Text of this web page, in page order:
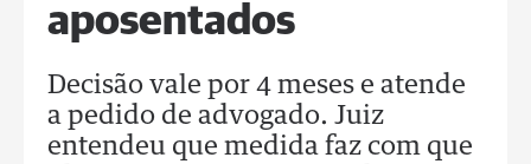
aposentados
Decisão vale por 4 meses e atende
a pedido de advogado. Juiz
entendeu que medida faz com que